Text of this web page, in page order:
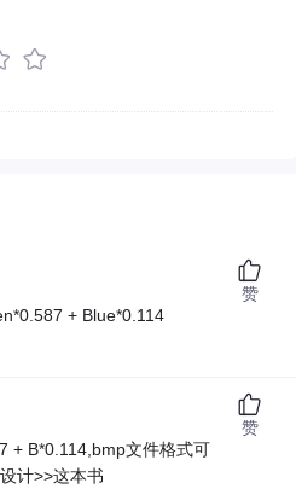
+ Blue*0.114
赞
+ B*0.114,bmp文件格式可
计>>这本书
赞